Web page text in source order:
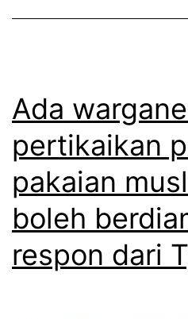
i
d
a
l
a
m
f
a
Ada
pertikaikan
pakaian
boleh
respon dari